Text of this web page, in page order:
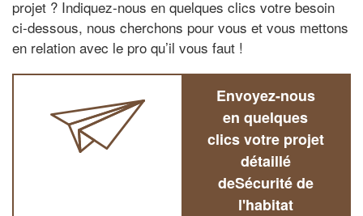
projet ? Indiquez-nous en quelques clics votre besoin
ci-dessous, nous cherchons pour vous et vous mettons
en relation avec le pro qu’il vous faut !
Envoyez-nous
en quelques
clics votre projet
détaillé
deSécurité de
l'habitat